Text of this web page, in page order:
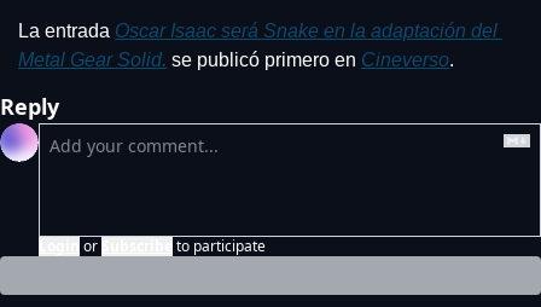
La entrada Oscar Isaac será Snake en la adaptación del
Metal Gear Solid. se publicó primero en Cineverso.
Reply
or to participate